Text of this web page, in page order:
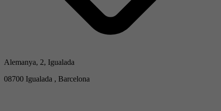
Alemanya, 2, Igualada
08700 Igualada , Barcelona